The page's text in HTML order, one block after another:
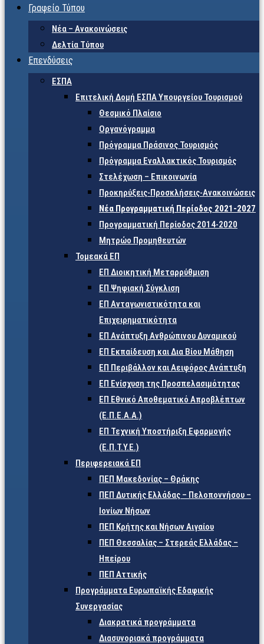
Γραφείο Τύπου
Νέα – Ανακοινώσεις
Δελτία Τύπου
Επενδύσεις
ΕΣΠΑ
Επιτελική Δομή ΕΣΠΑ Υπουργείου Τουρισμού
Θεσμικό Πλαίσιο
Οργανόγραμμα
Πρόγραμμα Πράσινος Τουρισμός
Πρόγραμμα Εναλλακτικός Τουρισμός
Στελέχωση – Επικοινωνία
Προκηρύξεις-Προσκλήσεις-Ανακοινώσεις
Νέα Προγραμματική Περίοδος 2021-2027
Προγραμματική Περίοδος 2014-2020
Μητρώο Προμηθευτών
Τομεακά ΕΠ
ΕΠ Διοικητική Μεταρρύθμιση
ΕΠ Ψηφιακή Σύγκλιση
ΕΠ Ανταγωνιστικότητα και
Επιχειρηματικότητα
ΕΠ Ανάπτυξη Ανθρώπινου Δυναμικού
ΕΠ Εκπαίδευση και Δια Βίου Μάθηση
ΕΠ Περιβάλλον και Αειφόρος Ανάπτυξη
ΕΠ Ενίσχυση της Προσπελασιμότητας
ΕΠ Εθνικό Αποθεματικό Απροβλέπτων
(Ε.Π.Ε.Α.Α.)
ΕΠ Τεχνική Υποστήριξη Εφαρμογής
(Ε.Π.Τ.Υ.Ε.)
Περιφερειακά ΕΠ
ΠΕΠ Μακεδονίας – Θράκης
ΠΕΠ Δυτικής Ελλάδας – Πελοποννήσου –
Ιονίων Νήσων
ΠΕΠ Κρήτης και Νήσων Αιγαίου
ΠΕΠ Θεσσαλίας – Στερεάς Ελλάδας –
Ηπείρου
ΠΕΠ Αττικής
Προγράμματα Ευρωπαϊκής Εδαφικής
Συνεργασίας
Διακρατικά προγράμματα
Διασυνοριακά προγράμματα